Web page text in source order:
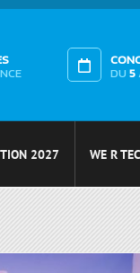
DU 5
2027 WE R